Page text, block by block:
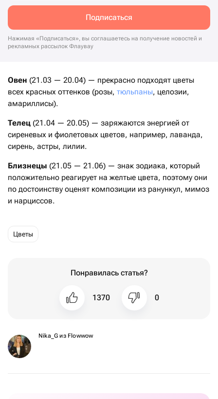
Подписаться
Нажимая «Подписаться», вы соглашаетесь на получение новостей и
рекламных рассылок Флаувау
Овен (21.03 — 20.04) — прекрасно подходят цветы
всех красных оттенков (розы, тюльпаны, целозии,
амариллисы).
Телец (21.04 — 20.05) — заряжаются энергией от
сиреневых и фиолетовых цветов, например, лаванда,
сирень, астры, лилии.
Близнецы (21.05 — 21.06) — знак зодиака, который
положительно реагирует на желтые цвета, поэтому они
по достоинству оценят композиции из ранункул, мимоз
и нарциссов.
Цветы
Понравилась статья?
1370 0
Nika_G из Flowwow